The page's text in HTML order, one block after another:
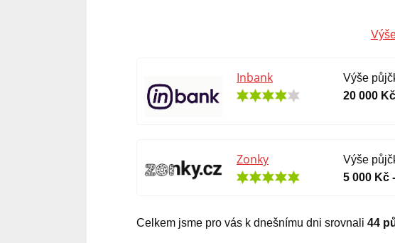
Inbank
Výše
20 000
Zonky
Výše
5 000 Kč
Celkem jsme pro vás k dnešnímu dni srovnali 44